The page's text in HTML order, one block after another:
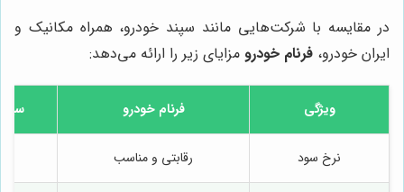
در مقایسه با شرکت‌هایی مانند سپند خودرو، همراه مکانیک و
ایران خودرو، فرنام خودرو مزایای زیر را ارائه می‌دهد:
ویژگی فرنام خودرو
نرخ سود رقابتی و مناسب